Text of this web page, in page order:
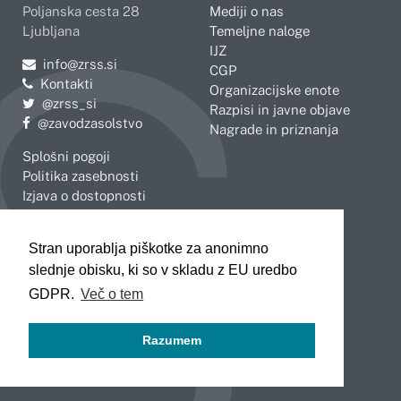
Stran uporablja piškotke za anonimno
slednje obisku, ki so v skladu z EU uredbo
GDPR. Več o tem
Razumem
Poljanska cesta 28
Ljubljana
Pošljite e-mail na
info@zrss.si
Kontakti
Pojdite na Twitter:
@zrss_si
Pojdite na Facebook:
@zavodzasolstvo
Splošni pogoji
Politika zasebnosti
Izjava o dostopnosti
Mediji o nas
Temeljne naloge
IJZ
CGP
Organizacijske enote
Razpisi in javne objave
Nagrade in priznanja
Celje
Koper
Kranj
Novo mesto
Slovenj Gradec